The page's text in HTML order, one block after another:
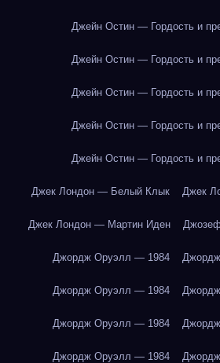
Джейн Остин — Гордость и
Джейн Остин — Гордость и
Джейн Остин — Гордость и
Джейн Остин — Гордость и
Джейн Остин — Гордость и
Джек Лондон — Белый Клык Джек
Джек Лондон — Мартин Иден
Джордж Оруэлл — 1984
Джордж Оруэлл — 1984
Джордж Оруэлл — 1984
Джордж Оруэлл — 1984